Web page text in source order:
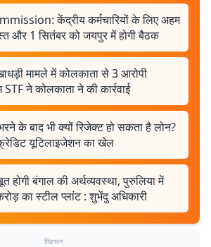
केंद्रीय कर्मचारियों के लिए अहम
और 1 सितंबर को जयपुर में होगी बैठक
मामले में कोलकाता से 3 आरोपी
ने कोलकाता ने की कार्रवाई
के बाद भी क्यों रिजेक्ट हो सकता है लोन?
यूटिलाइजेशन का खेल
होगी बंगाल की अर्थव्यवस्था, पुरुलिया में
का स्टील प्लांट : शुभेंदु अधिकारी
विज्ञापन